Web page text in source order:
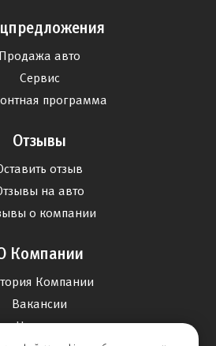
Продажа авто
Сервис
программа
Отзывы
отзыв
на авто
о компании
Компании
Компании
Вакансии
Новости